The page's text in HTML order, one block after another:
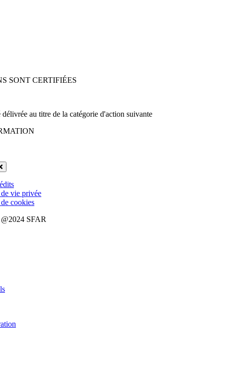
SONT CERTIFIÉES
au titre de la catégorie d'action suivante
vie privée
cookies
SFAR